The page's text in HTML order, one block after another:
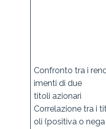
Confronto tra i
imenti di due
titoli azionari
Correlazione tra i
oli (positiva o nega